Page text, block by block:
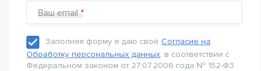
Ваш email
Заполняя форму я даю своё Согласие на
Обработку персональных данных, в соответствии с
Федеральном законом от 27.07.2006 года № 152-Ф3